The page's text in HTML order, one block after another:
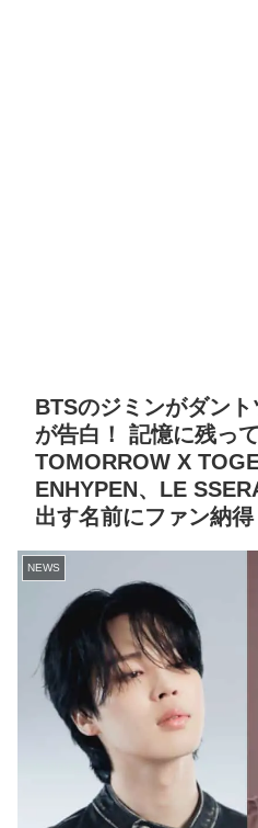
BTSのジミンがダン
が告白！ 記憶に残っ
TOMORROW X
ENHYPEN、LE
出す名前にファン納得
NEWS